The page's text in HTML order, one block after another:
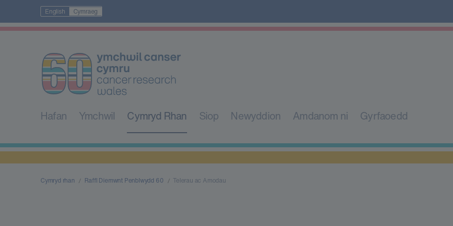
English Cymraeg
Hafan Ymchwil Cymryd Rhan Siop Newyddion Amdanom ni Gyrfaoedd
Cymryd rhan Raffl Diemwnt Penblwydd 60 Telerau ac Amodau